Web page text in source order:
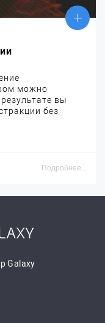
можно
вы
без
Подробнее...
Galaxy